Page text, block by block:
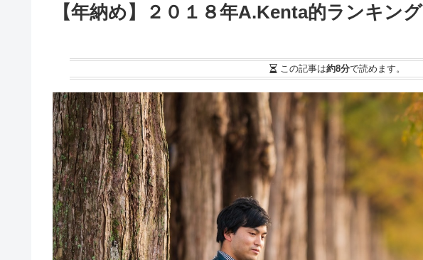
【年納め】２０１８年A.Kenta的ランキング
この記事は約8分で読めます。